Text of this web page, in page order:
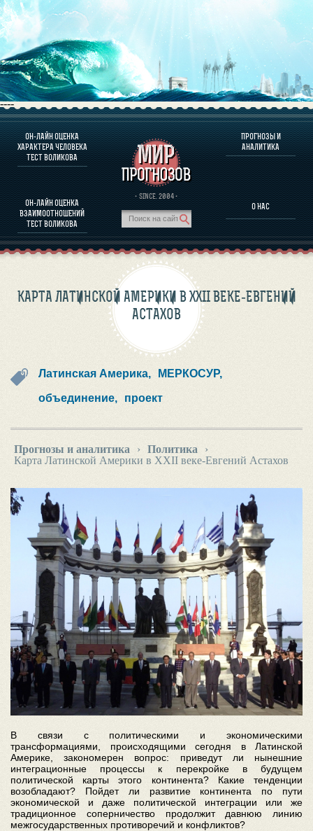
----
ОН-ЛАЙН ОЦЕНКА
ХАРАКТЕРА ЧЕЛОВЕКА
ТЕСТ ВОЛИКОВА
ОН-ЛАЙН ОЦЕНКА
ВЗАИМООТНОШЕНИЙ
ТЕСТ ВОЛИКОВА
· SINCE. 2004 ·
ПРОГНОЗЫ И
АНАЛИТИКА
О НАС
О ПРОГРАММЕ
ОЦЕНКА ХАРАКТЕРA ЧЕЛОВЕКА
ОЦЕНКА ХАРАКТЕРА ВЫДАЮЩИХСЯ ЛИЧНОСТЕЙ
О ПРОГРАММЕ
ПРОГНОЗЫ И АНАЛИТИКА
КАРТА ЛАТИНСКОЙ АМЕРИКИ В XXII ВЕКЕ-ЕВГЕНИЙ
АСТАХОВ
Латинская Америка, МЕРКОСУР,
объединение, проект
Прогнозы и аналитика › Политика
›
Карта Латинской Америки в XXII веке-Евгений Астахов
В связи с политическими и экономическими
трансформациями, происходящими сегодня в Латинской
Америке, закономерен вопрос: приведут ли нынешние
интеграционные процессы к перекройке в будущем
политической карты этого континента? Какие тенденции
возобладают? Пойдет ли развитие континента по пути
экономической и даже политической интеграции или же
традиционное соперничество продолжит давнюю линию
межгосударственных противоречий и конфликтов?